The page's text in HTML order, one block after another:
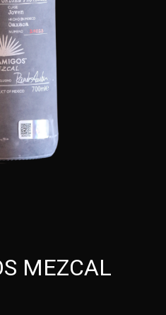
MEZCAL